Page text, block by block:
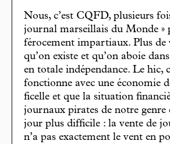
Nous, c’est CQFD, plusieurs
journal marseillais du Monde »
férocement impartiaux. Plus de
qu’on existe et qu’on aboie
en totale indépendance. Le hic,
fonctionne avec une économie
ficelle et que la situation
journaux pirates de notre genre
jour plus difficile : la vente de
n’a pas exactement le vent en